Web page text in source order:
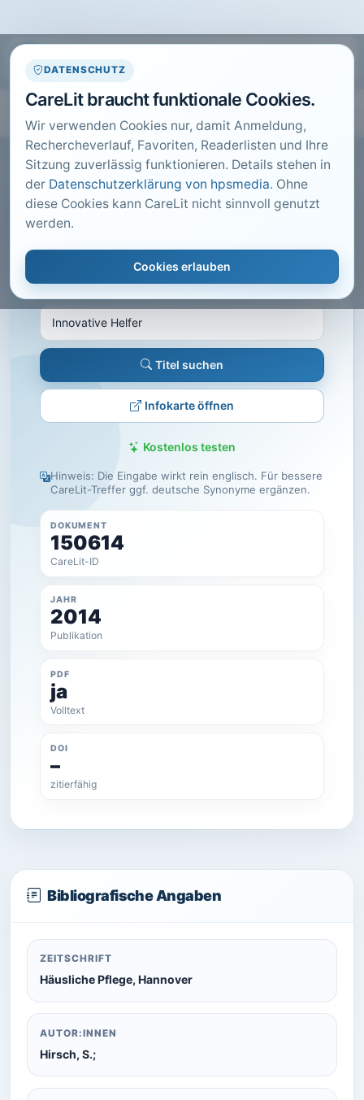
DATENSCHUTZ
CareLit braucht funktionale Cookies.
Wir verwenden Cookies nur, damit Anmeldung,
Rechercheverlauf, Favoriten, Readerlisten und Ihre
Sitzung zuverlässig funktionieren. Details stehen in
der Datenschutzerklärung von hpsmedia. Ohne
diese Cookies kann CareLit nicht sinnvoll genutzt
werden.
Cookies erlauben
CARELIT FACHARTIKEL
Innovative Helfer
Hirsch, S.; · Häusliche Pflege, Hannover · 2014 ·
Heft 6 · S. 30 bis 33
Titel suchen
Infokarte öffnen
Kostenlos testen
Hinweis: Die Eingabe wirkt rein englisch. Für bessere
CareLit-Treffer ggf. deutsche Synonyme ergänzen.
DOKUMENT
150614
CareLit-ID
JAHR
2014
Publikation
PDF
ja
Volltext
DOI
–
zitierfähig
Bibliografische Angaben
ZEITSCHRIFT
Häusliche Pflege, Hannover
AUTOR:INNEN
Hirsch, S.;